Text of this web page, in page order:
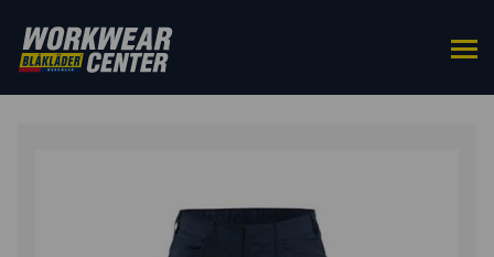
HOME/BROEKEN/